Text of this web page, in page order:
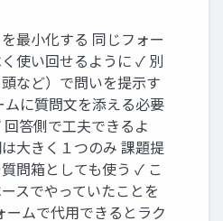
最小化する 同じフォー
使い回せるように ✓ 別
など）で問いを提示す
ムに質問文を添える必要
答側で工夫できるよ
大きく１つのみ 課題提
問箱としても使う ✓ こ
スでやっていたことを
ムで代用できるとラク